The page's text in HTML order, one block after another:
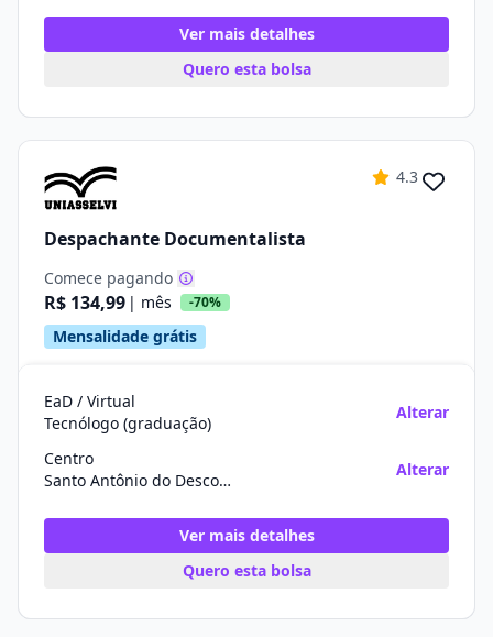
Ver mais detalhes
Quero esta bolsa
4.3
Despachante Documentalista
Comece pagando
R$ 134,99 | mês -70%
Mensalidade grátis
EaD / Virtual
Tecnólogo (graduação)
Alterar
Centro
Santo Antônio do Descoberto/GO
Alterar
Ver mais detalhes
Quero esta bolsa